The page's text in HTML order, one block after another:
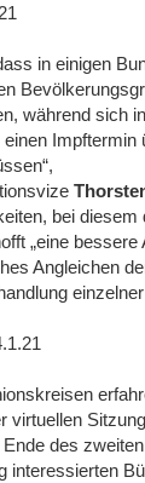
in einigen
während sich
Impftermin
bei diesem
„eine
Angleichen
virtuellen
des
interessierten